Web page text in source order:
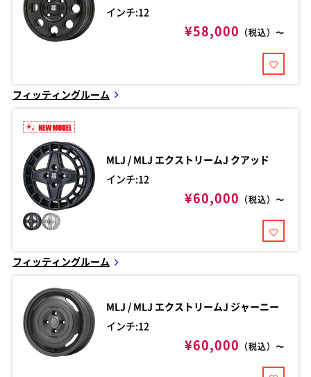
インチ:12
¥58,000 （税込）〜
フィッティングルーム
MLJ / MLJ エクストリームJ クアッド
インチ:12
¥60,000 （税込）〜
フィッティングルーム
MLJ / MLJ エクストリームJ ジャーニー
インチ:12
¥60,000 （税込）〜